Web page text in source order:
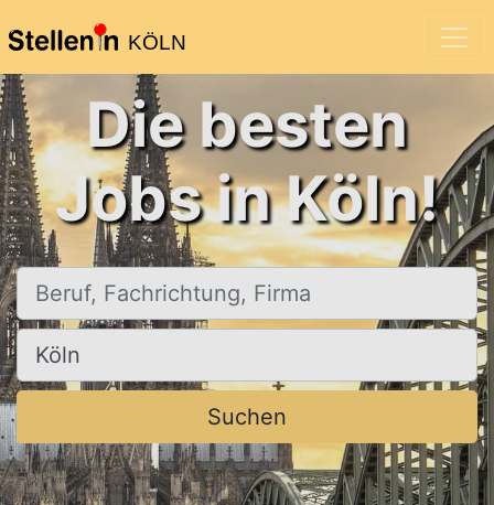
KÖLN
Die besten
Jobs in Köln!
Beruf, Fachrichtung, Firma
Ort, Stadt
Suchen